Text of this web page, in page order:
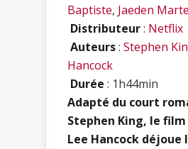
Baptiste, Jaeden
Distributeur: Netflix
Auteurs: Stephen
Hancock
Durée : 1h44min
Adapté du court
Stephen King, le film
Lee Hancock déjoue